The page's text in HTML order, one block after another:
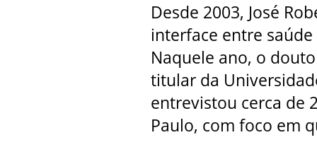
Desde 2003, José
interface entre
Naquele ano, o
titular da
entrevistou cerca de
Paulo, com foco em